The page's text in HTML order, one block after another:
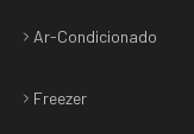
Ar-Condicionado
Freezer